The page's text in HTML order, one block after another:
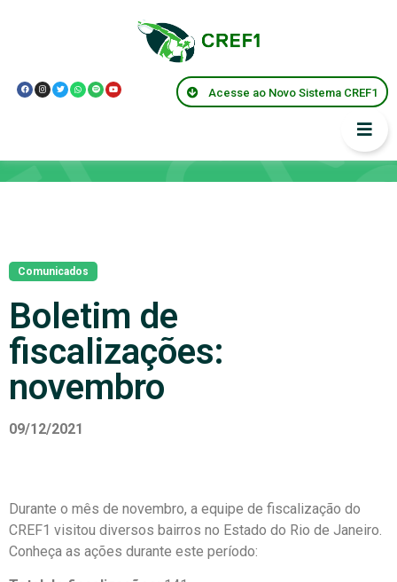
Acesse ao Novo Sistema CREF1
Comunicados
Boletim de
fiscalizações:
novembro
09/12/2021
Durante o mês de novembro, a equipe de fiscalização do
CREF1 visitou diversos bairros no Estado do Rio de Janeiro.
Conheça as ações durante este período: